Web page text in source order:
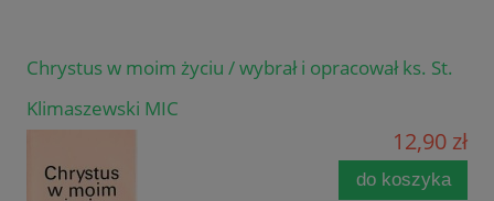
Chrystus w moim życiu / wybrał i opracował ks. St.
Klimaszewski MIC
12,90 zł
do koszyka